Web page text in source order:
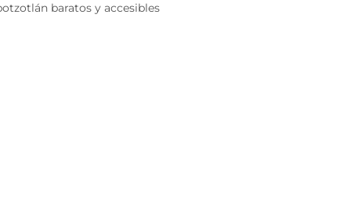
baratos y accesibles